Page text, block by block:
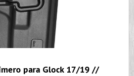
para Glock 17/19 //